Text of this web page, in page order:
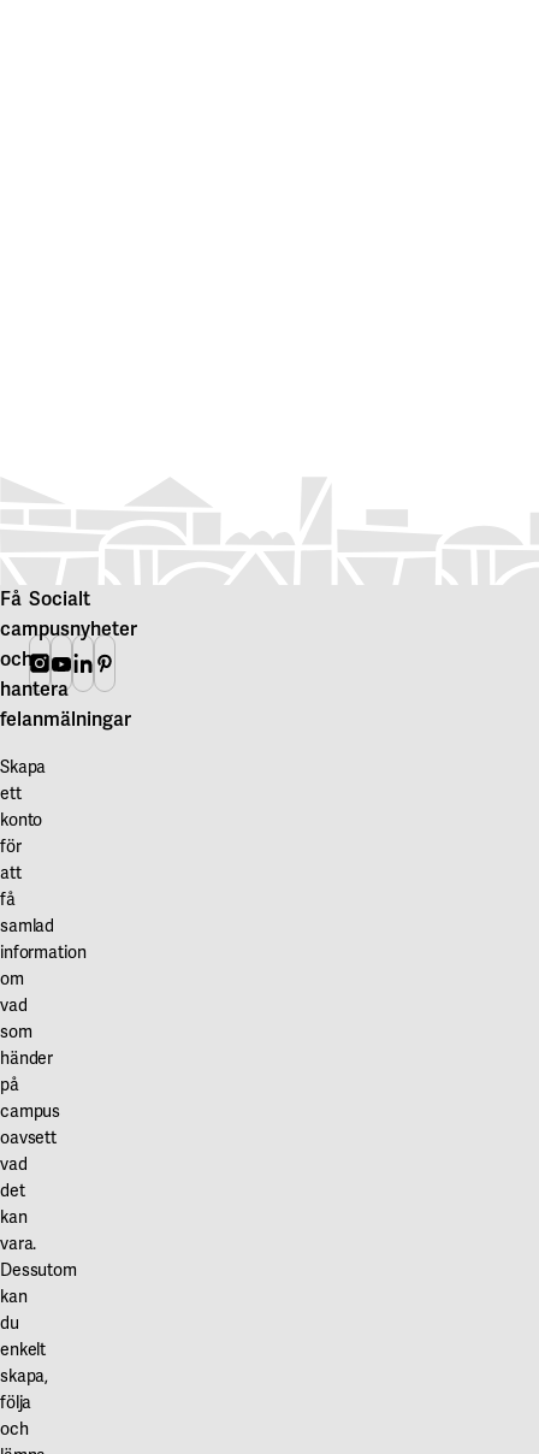
Få
campusnyheter
och
hantera
felanmälningar
Skapa
ett
konto
för
att
få
samlad
information
om
vad
som
händer
på
campus
oavsett
vad
det
kan
vara.
Dessutom
kan
du
enkelt
skapa,
följa
och
Socialt
Instagram
Youtube
Linkedin
Pinterest